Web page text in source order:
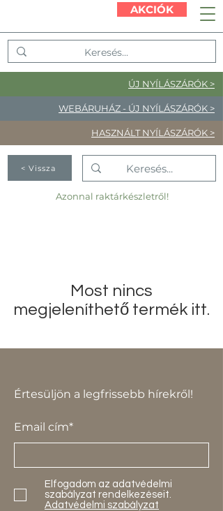
ÚJ NYÍLÁSZÁRÓK >
WEBÁRUHÁZ - ÚJ NYÍLÁSZÁRÓK >
HASZNÁLT NYÍLÁSZÁRÓK >
AKCIÓK
< Vissza
Azonnal raktárkészletről!
Most nincs
megjeleníthető termék itt.
Értesüljön a legfrissebb hírekről!
Email cím*
Elfogadom az adatvédelmi
szabályzat rendelkezéseit.
Adatvédelmi szabályzat